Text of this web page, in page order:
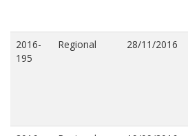
2016-
195
Regional 28/11/2016